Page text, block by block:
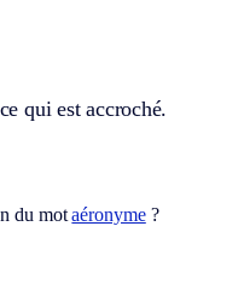
qui est accroché.
du motaéronyme?